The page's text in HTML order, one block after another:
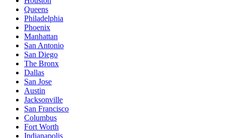
Queens
Philadelphia
Phoenix
Manhattan
San Antonio
San Diego
The Bronx
Dallas
San Jose
Austin
Jacksonville
San Francisco
Columbus
Fort Worth
Indianapolis